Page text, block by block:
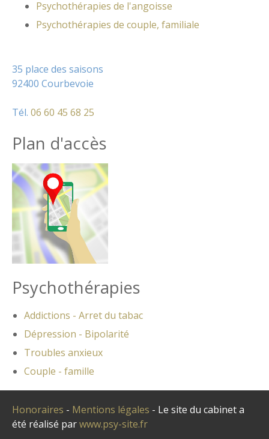
Psychothérapies de l'angoisse
Psychothérapies de couple, familiale
35 place des saisons
92400 Courbevoie
Tél. 06 60 45 68 25
Plan d'accès
Psychothérapies
Addictions - Arret du tabac
Dépression - Bipolarité
Troubles anxieux
Couple - famille
Honoraires - Mentions légales - Le site du cabinet a
été réalisé parwww.psy-site.fr